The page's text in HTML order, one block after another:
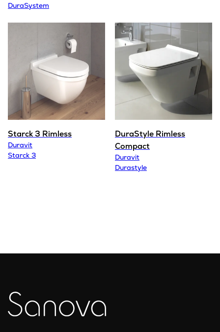
DuraSystem
Starck 3 Rimless
Duravit
Starck 3
DuraStyle Rimless
Compact
Duravit
Durastyle